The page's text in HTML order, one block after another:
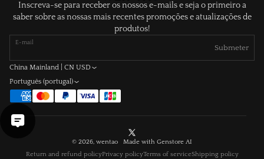
Inscreva-se para receber os nossos e-mails e seja o primeiro a
saber sobre as nossas mais recentes promoções e atualizações de
produtos!
E-mail
Submeter
China Mainland | CN USD
Português (portugal)
X
(Twitter)
© 2026, wentao Made with Genstore AI
Return and refund policyPrivacy policyTerms of serviceShipping policy